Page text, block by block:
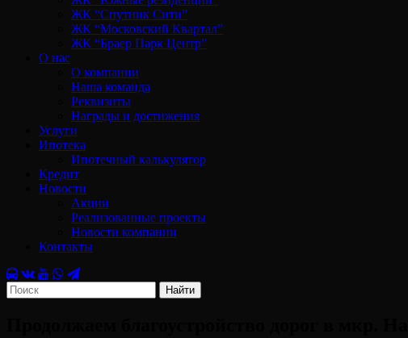
ЖК “Спутник Сити”
ЖК “Московский Квартал”
ЖК “Браер Парк Центр”
О нас
О компании
Наша команда
Реквизиты
Награды и достижения
Услуги
Ипотека
Ипотечный калькулятор
Кредит
Новости
Акции
Реализованные проекты
Новости компании
Контакты
Найти